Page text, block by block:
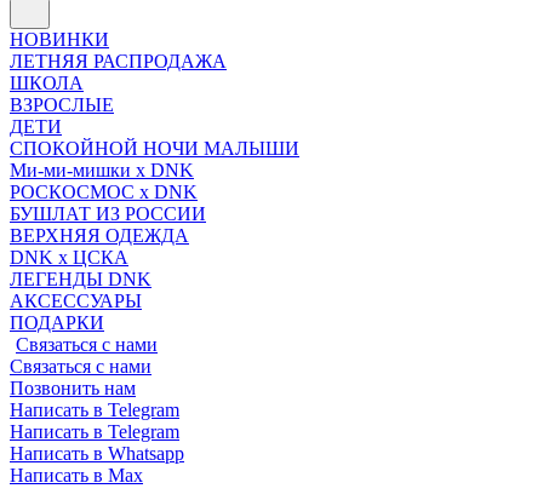
НОВИНКИ
ЛЕТНЯЯ РАСПРОДАЖА
ШКОЛА
ВЗРОСЛЫЕ
ДЕТИ
СПОКОЙНОЙ НОЧИ МАЛЫШИ
Ми-ми-мишки x DNK
РОСКОСМОС x DNK
БУШЛАТ ИЗ РОССИИ
ВЕРХНЯЯ ОДЕЖДА
DNK x ЦСКА
ЛЕГЕНДЫ DNK
АКСЕССУАРЫ
ПОДАРКИ
Связаться с нами
Связаться с нами
Позвонить нам
Написать в Telegram
Написать в Telegram
Написать в Whatsapp
Написать в Max